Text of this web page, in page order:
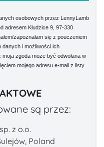
osobowych przez LennyLamb
adresem Kłudzice 9, 97-330
zapoznałam się z pouczeniem
i możliwości ich
zgoda może być odwołana w
mojego adresu e-mail z listy
są przez:
z o.o.
Poland